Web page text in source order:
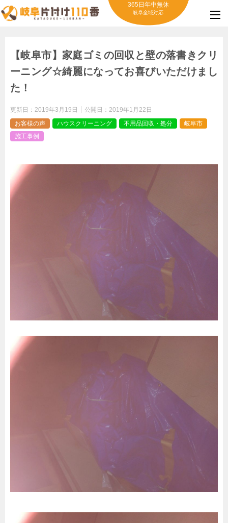
365日年中無休
岐阜全域対応
【岐阜市】家庭ゴミの回収と壁の落書きクリ
ーニング☆綺麗になってお喜びいただけまし
た！
更新日： 2019年3月19日 公開日： 2019年1月22日
お客様の声
ハウスクリーニング 不用品回収・処分
岐阜市
施工事例